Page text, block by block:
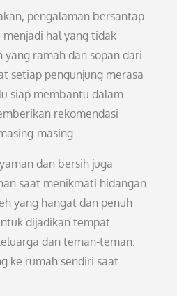
pengalaman bersantap
hal yang tidak
yang ramah dan sopan dari
setiap pengunjung merasa
siap membantu dalam
rekomendasi
masing.
dan bersih juga
saat menikmati hidangan.
yang hangat dan penuh
dijadikan tempat
dan teman-teman.
ke rumah sendiri saat